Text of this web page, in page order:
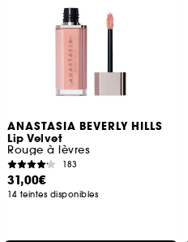
ANASTASIA BEVERLY HILLS
Lip Velvet
Rouge à lèvres
183
31,00€
14 teintes disponibles